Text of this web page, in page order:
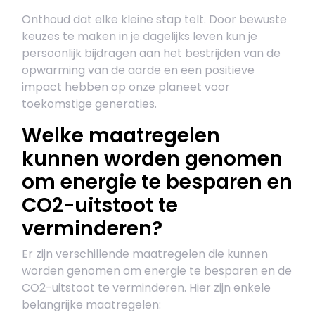
Onthoud dat elke kleine stap telt. Door bewuste
keuzes te maken in je dagelijks leven kun je
persoonlijk bijdragen aan het bestrijden van de
opwarming van de aarde en een positieve
impact hebben op onze planeet voor
toekomstige generaties.
Welke maatregelen
kunnen worden genomen
om energie te besparen en
CO2-uitstoot te
verminderen?
Er zijn verschillende maatregelen die kunnen
worden genomen om energie te besparen en de
CO2-uitstoot te verminderen. Hier zijn enkele
belangrijke maatregelen: